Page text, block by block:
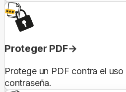
Proteger PDF
Protege un PDF contra el
contraseña.